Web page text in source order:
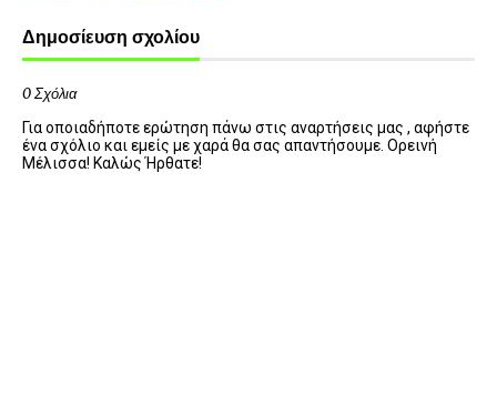
Δημοσίευση σχολίου
0 Σχόλια
Για οποιαδήποτε ερώτηση πάνω στις αναρτήσεις μας , αφήστε
ένα σχόλιο και εμείς με χαρά θα σας απαντήσουμε. Ορεινή
Μέλισσα! Καλώς Ήρθατε!